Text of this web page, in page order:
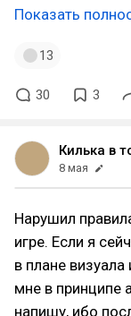
Показать
13
30 3
Килька в
8 мая
Нарушил
игре. Если я
в плане
мне в принципе
напишу, ибо